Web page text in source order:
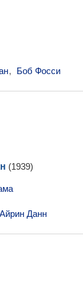
,
Боб Фосси
(1939)
Айрин Данн